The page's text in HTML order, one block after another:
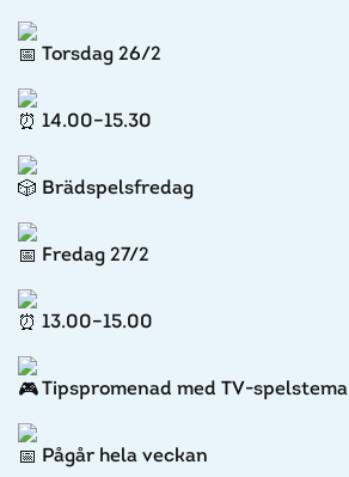
Torsdag 26/2
14.00–15.30
Brädspelsfredag
Fredag 27/2
13.00–15.00
Tipspromenad med TV-spelstema
Pågår hela veckan